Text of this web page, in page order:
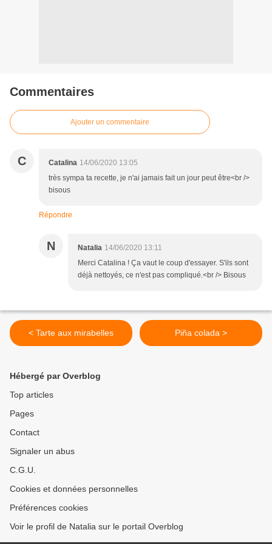
Commentaires
Ajouter un commentaire
C Catalina 14/06/2020 13:05
très sympa ta recette, je n'ai jamais fait un jour peut être<br />
bisous
Répondre
N Natalia 14/06/2020 13:11
Merci Catalina ! Ça vaut le coup d'essayer. S'ils sont
déjà nettoyés, ce n'est pas compliqué.<br /> Bisous
< Tarte aux mirabelles Piña colada >
Hébergé par Overblog
Top articles
Pages
Contact
Signaler un abus
C.G.U.
Cookies et données personnelles
Préférences cookies
Voir le profil de Natalia sur le portail Overblog